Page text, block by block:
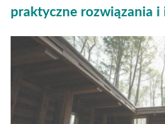
praktyczne rozwiązania i